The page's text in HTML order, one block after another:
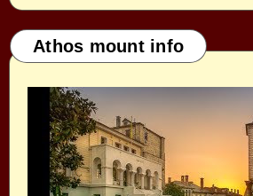
Athos mount info